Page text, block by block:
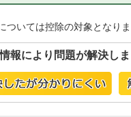
ついては控除の対象となり
報により問題が解決し